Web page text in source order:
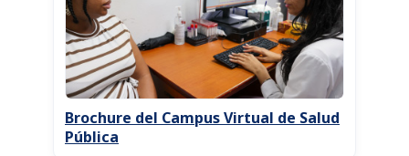
Brochure del Campus Virtual de Salud
Pública